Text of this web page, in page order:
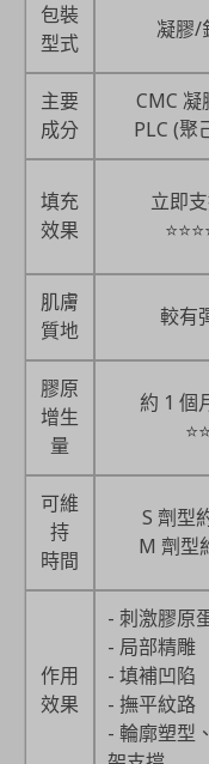
包裝
型式
凝膠/
主要
成分
CMC 凝
PLC (聚
填充
效果
立即
肌膚
質地
較有
膠原
增生
量
約 1 個
⭐⭐
可維
持
時間
S 劑型
M 劑型
作用
效果
- 刺激膠原
- 局部精雕
- 填補凹陷
- 撫平紋路
- 輪廓塑型